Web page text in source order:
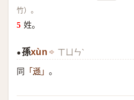
竹）。
姓。
●孫xùn ㄒㄩㄣˋ
同 「 遜 」 。